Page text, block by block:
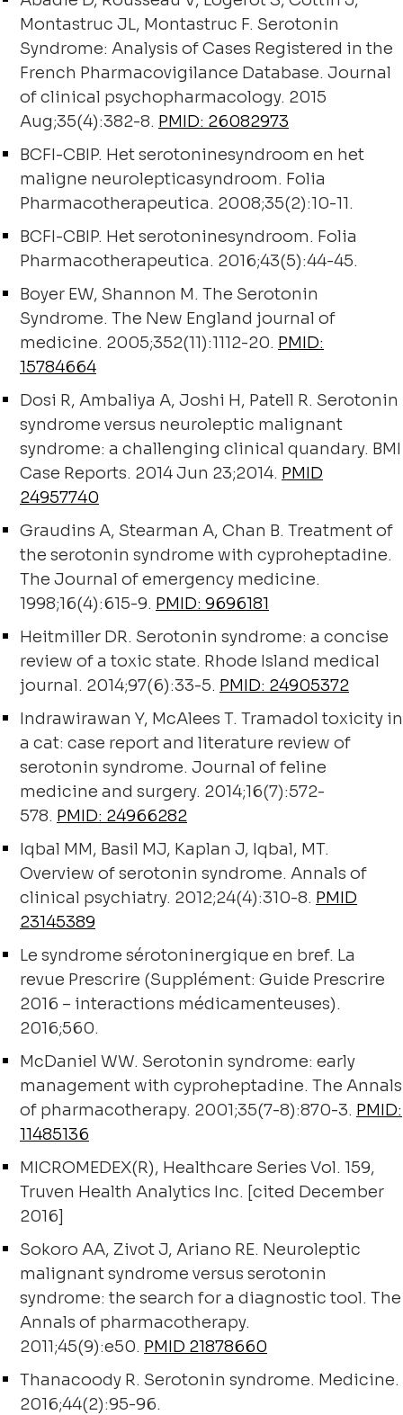
Montastruc JL, Montastruc F. Serotonin
Syndrome: Analysis of Cases Registered in the
French Pharmacovigilance Database. Journal
of clinical psychopharmacology. 2015
Aug;35(4):382-8. PMID: 26082973
BCFI-CBIP. Het serotoninesyndroom en het
maligne neurolepticasyndroom. Folia
Pharmacotherapeutica. 2008;35(2):10-11.
BCFI-CBIP. Het serotoninesyndroom. Folia
Pharmacotherapeutica. 2016;43(5):44-45.
Boyer EW, Shannon M. The Serotonin
Syndrome. The New England journal of
medicine. 2005;352(11):1112-20. PMID:
15784664
Dosi R, Ambaliya A, Joshi H, Patell R. Serotonin
syndrome versus neuroleptic malignant
syndrome: a challenging clinical quandary. BMI
Case Reports. 2014 Jun 23;2014. PMID
24957740
Graudins A, Stearman A, Chan B. Treatment of
the serotonin syndrome with cyproheptadine.
The Journal of emergency medicine.
1998;16(4):615-9. PMID: 9696181
Heitmiller DR. Serotonin syndrome: a concise
review of a toxic state. Rhode Island medical
journal. 2014;97(6):33-5. PMID: 24905372
Indrawirawan Y, McAlees T. Tramadol toxicity in
a cat: case report and literature review of
serotonin syndrome. Journal of feline
medicine and surgery. 2014;16(7):572-
578. PMID: 24966282
Iqbal MM, Basil MJ, Kaplan J, Iqbal, MT.
Overview of serotonin syndrome. Annals of
clinical psychiatry. 2012;24(4):310-8. PMID
23145389
Le syndrome sérotoninergique en bref. La
revue Prescrire (Supplément: Guide Prescrire
2016 – interactions médicamenteuses).
2016;560.
McDaniel WW. Serotonin syndrome: early
management with cyproheptadine. The Annals
of pharmacotherapy. 2001;35(7-8):870-3. PMID:
11485136
MICROMEDEX(R), Healthcare Series Vol. 159,
Truven Health Analytics Inc. [cited December
2016]
Sokoro AA, Zivot J, Ariano RE. Neuroleptic
malignant syndrome versus serotonin
syndrome: the search for a diagnostic tool. The
Annals of pharmacotherapy.
2011;45(9):e50. PMID 21878660
Thanacoody R. Serotonin syndrome. Medicine.
2016;44(2):95-96.